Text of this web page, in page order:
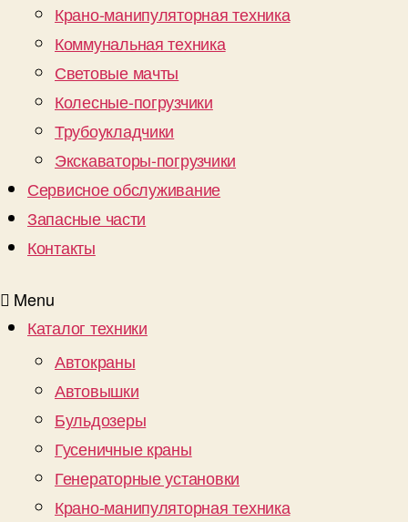
Крано-манипуляторная техника
Коммунальная техника
Световые мачты
Колесные-погрузчики
Трубоукладчики
Экскаваторы-погрузчики
Сервисное обслуживание
Запасные части
Контакты
Menu
Каталог техники
Автокраны
Автовышки
Бульдозеры
Гусеничные краны
Генераторные установки
Крано-манипуляторная техника